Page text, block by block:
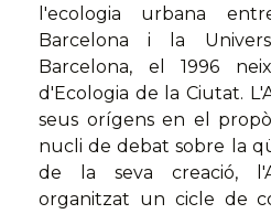
l'ecologia urbana
Barcelona i la
Barcelona, el 1996
d'Ecologia de la Ciutat.
seus orígens en el
nucli de debat sobre la
de la seva creació,
organitzat un cicle de